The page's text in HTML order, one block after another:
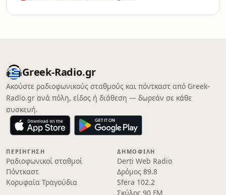
Greek-Radio.gr
Ακούστε ραδιοφωνικούς σταθμούς και πόντκαστ από Greek-
Radio.gr ανά πόλη, είδος ή διάθεση — δωρεάν σε κάθε
συσκευή.
ΠΕΡΙΉΓΗΣΗ
Ραδιοφωνικοί σταθμοί
Πόντκαστ
Κορυφαία Τραγούδια
ΔΗΜΟΦΙΛΉ
Derti Web Radio
Δρόμος 89.8
Sfera 102.2
Σκύλος 90 FM